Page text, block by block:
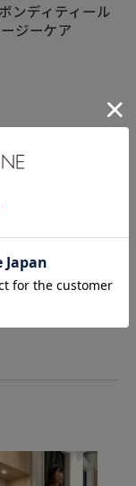
ンディティール
ジーケア
ニンコーデ